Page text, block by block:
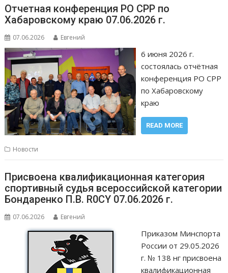
Отчетная конференция РО СРР по
Хабаровскому краю 07.06.2026 г.
07.06.2026 Евгений
6 июня 2026 г.
состоялась отчётная
конференция РО СРР
по Хабаровскому
краю
READ MORE
Новости
Присвоена квалификационная категория
спортивный судья всероссийской категории
Бондаренко П.В. R0CY 07.06.2026 г.
07.06.2026 Евгений
Приказом Минспорта
России от 29.05.2026
г. № 138 нг присвоена
квалификационная